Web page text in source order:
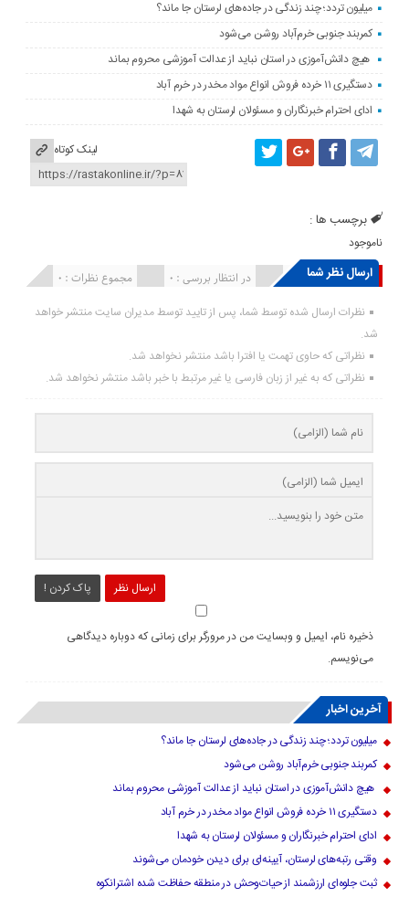
میلیون تردد؛ چند زندگی در جاده‌های لرستان جا ماند؟
کمربند جنوبی خرم‌‌آباد روشن می‌شود
هیچ دانش‌آموزی در استان نباید از عدالت آموزشی محروم بماند
دستگیری ۱۱ خرده فروش انواع مواد مخدر در خرم آباد
ادای احترام خبرنگاران و مسئولان لرستان به شهدا
لینک کوتاه
برچسب ها :
ناموجود
ارسال نظر شما مجموع نظرات : 0 در انتظار بررسی : 0 انتشار یافته : ۰
نظرات ارسال شده توسط شما، پس از تایید توسط مدیران سایت منتشر خواهد
شد.
نظراتی که حاوی تهمت یا افترا باشد منتشر نخواهد شد.
نظراتی که به غیر از زبان فارسی یا غیر مرتبط با خبر باشد منتشر نخواهد شد.
ارسال نظر پاک کردن !
ذخیره نام، ایمیل و وبسایت من در مرورگر برای زمانی که دوباره دیدگاهی
می‌نویسم.
آخرین اخبار
میلیون تردد؛ چند زندگی در جاده‌های لرستان جا ماند؟
کمربند جنوبی خرم‌‌آباد روشن می‌شود
هیچ دانش‌آموزی در استان نباید از عدالت آموزشی محروم بماند
دستگیری ۱۱ خرده فروش انواع مواد مخدر در خرم آباد
ادای احترام خبرنگاران و مسئولان لرستان به شهدا
وقتی رتبه‌های لرستان، آیینه‌ای برای دیدن خودمان می‌شوند
ثبت جلوه‌ای ارزشمند از حیات‌وحش در منطقه حفاظت شده اشترانکوه